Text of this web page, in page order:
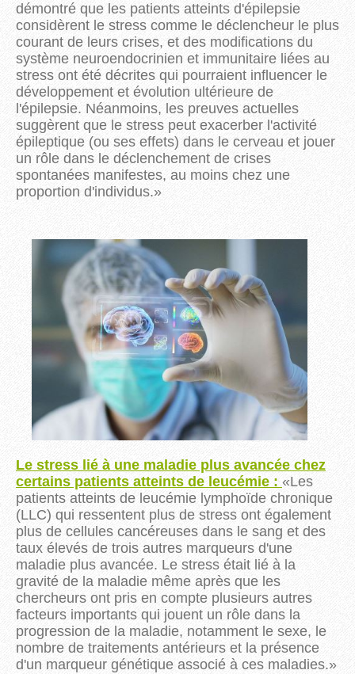
démontré que les patients atteints d'épilepsie
considèrent le stress comme le déclencheur le plus
courant de leurs crises, et des modifications du
système neuroendocrinien et immunitaire liées au
stress ont été décrites qui pourraient influencer le
développement et évolution ultérieure de
l'épilepsie. Néanmoins, les preuves actuelles
suggèrent que le stress peut exacerber l'activité
épileptique (ou ses effets) dans le cerveau et jouer
un rôle dans le déclenchement de crises
spontanées manifestes, au moins chez une
proportion d'individus.»
Le stress lié à une maladie plus avancée chez
certains patients atteints de leucémie : «Les
patients atteints de leucémie lymphoïde chronique
(LLC) qui ressentent plus de stress ont également
plus de cellules cancéreuses dans le sang et des
taux élevés de trois autres marqueurs d'une
maladie plus avancée. Le stress était lié à la
gravité de la maladie même après que les
chercheurs ont pris en compte plusieurs autres
facteurs importants qui jouent un rôle dans la
progression de la maladie, notamment le sexe, le
nombre de traitements antérieurs et la présence
d'un marqueur génétique associé à ces maladies.»